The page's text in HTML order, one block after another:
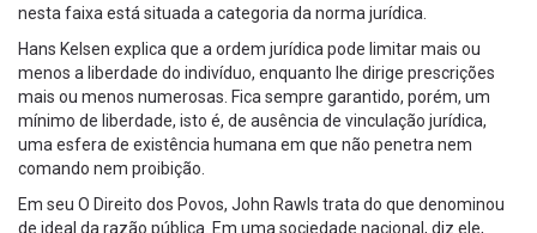
nesta faixa está situada a categoria da norma jurídica.
Hans Kelsen explica que a ordem jurídica pode limitar mais ou
menos a liberdade do indivíduo, enquanto lhe dirige prescrições
mais ou menos numerosas. Fica sempre garantido, porém, um
mínimo de liberdade, isto é, de ausência de vinculação jurídica,
uma esfera de existência humana em que não penetra nem
comando nem proibição.
Em seu O Direito dos Povos, John Rawls trata do que denominou
de ideal da razão pública. Em uma sociedade nacional, diz ele,